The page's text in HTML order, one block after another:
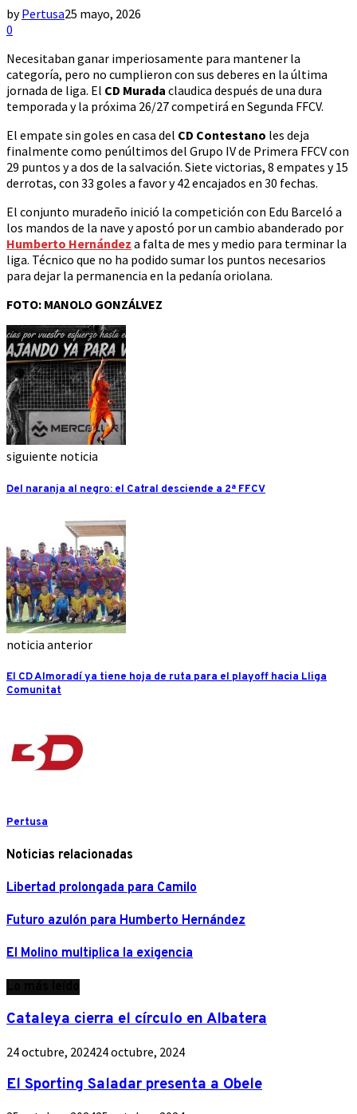
byPertusa25 mayo, 2026
0
Necesitaban ganar imperiosamente para mantener la
categoría, pero no cumplieron con sus deberes en la última
jornada de liga. El CD Murada claudica después de una dura
temporada y la próxima 26/27 competirá en Segunda FFCV.
El empate sin goles en casa del CD Contestano les deja
finalmente como penúltimos del Grupo IV de Primera FFCV con
29 puntos y a dos de la salvación. Siete victorias, 8 empates y 15
derrotas, con 33 goles a favor y 42 encajados en 30 fechas.
El conjunto muradeño inició la competición con Edu Barceló a
los mandos de la nave y apostó por un cambio abanderado por
Humberto Hernández a falta de mes y medio para terminar la
liga. Técnico que no ha podido sumar los puntos necesarios
para dejar la permanencia en la pedanía oriolana.
FOTO: MANOLO GONZÁLVEZ
siguiente noticia
Del naranja al negro: el Catral desciende a 2ª FFCV
noticia anterior
El CD Almoradí ya tiene hoja de ruta para el playoff hacia Lliga
Comunitat
Pertusa
Noticias relacionadas
Libertad prolongada para Camilo
Futuro azulón para Humberto Hernández
El Molino multiplica la exigencia
Cataleya cierra el círculo en Albatera
24 octubre, 202424 octubre, 2024
El Sporting Saladar presenta a Obele